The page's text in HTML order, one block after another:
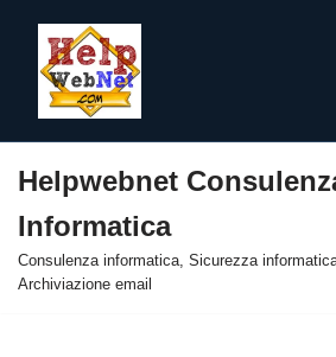
al
contenuto
Helpwebnet
Informatica
Consulenza informatica, Sicurezza
Archiviazione email